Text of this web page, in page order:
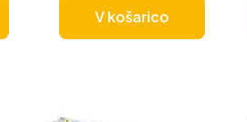
V košarico